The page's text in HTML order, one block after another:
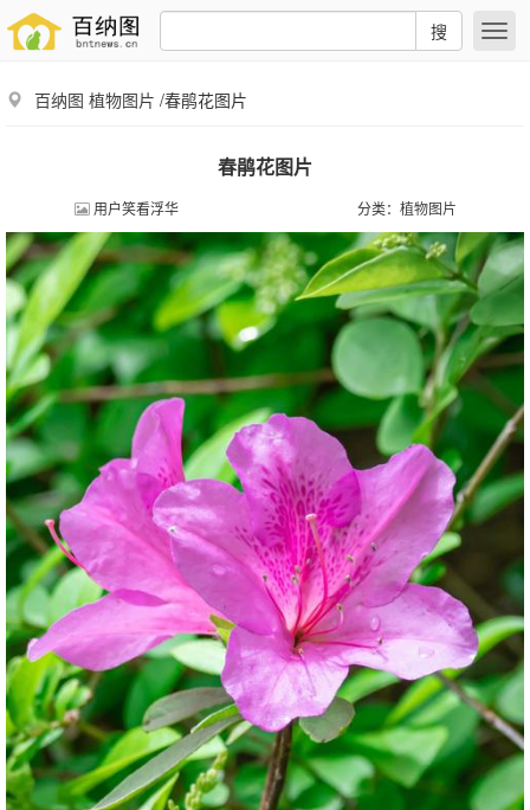
搜
百纳图 植物图片 /春鹃花图片
春鹃花图片
用户笑看浮华 分类： 植物图片